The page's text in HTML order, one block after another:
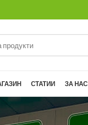
СТАТИИ ЗА НАС